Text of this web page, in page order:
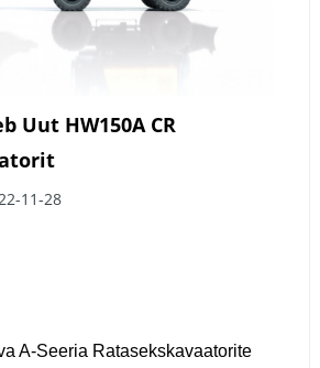
Uut HW150A CR
11-28
A-Seeria Ratasekskavaatorite